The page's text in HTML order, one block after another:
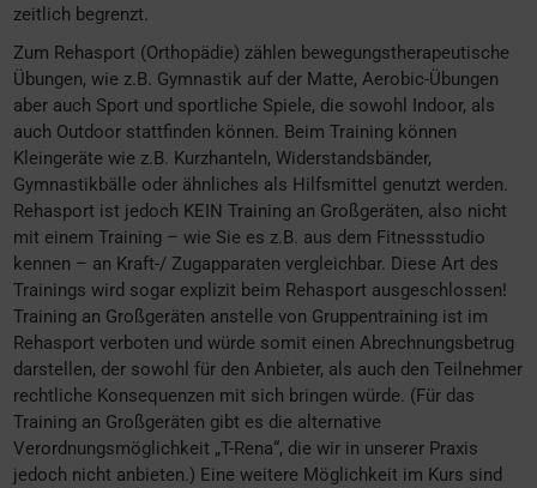
zeitlich begrenzt.
Zum Rehasport (Orthopädie) zählen bewegungstherapeutische
Übungen, wie z.B. Gymnastik auf der Matte, Aerobic-Übungen
aber auch Sport und sportliche Spiele, die sowohl Indoor, als
auch Outdoor stattfinden können. Beim Training können
Kleingeräte wie z.B. Kurzhanteln, Widerstandsbänder,
Gymnastikbälle oder ähnliches als Hilfsmittel genutzt werden.
Rehasport ist jedoch KEIN Training an Großgeräten, also nicht
mit einem Training – wie Sie es z.B. aus dem Fitnessstudio
kennen – an Kraft-/ Zugapparaten vergleichbar. Diese Art des
Trainings wird sogar explizit beim Rehasport ausgeschlossen!
Training an Großgeräten anstelle von Gruppentraining ist im
Rehasport verboten und würde somit einen Abrechnungsbetrug
darstellen, der sowohl für den Anbieter, als auch den Teilnehmer
rechtliche Konsequenzen mit sich bringen würde. (Für das
Training an Großgeräten gibt es die alternative
Verordnungsmöglichkeit „T-Rena“, die wir in unserer Praxis
jedoch nicht anbieten.) Eine weitere Möglichkeit im Kurs sind